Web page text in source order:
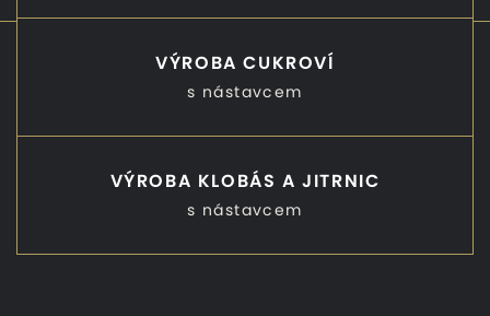
VÝROBA CUKROVÍ
s nástavcem
VÝROBA KLOBÁS A JITRNIC
s nástavcem